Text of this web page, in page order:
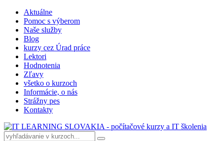
Aktuálne
Pomoc s výberom
Naše služby
Blog
kurzy cez Úrad práce
Lektori
Hodnotenia
Zľavy
všetko o kurzoch
Informácie, o nás
Strážny pes
Kontakty